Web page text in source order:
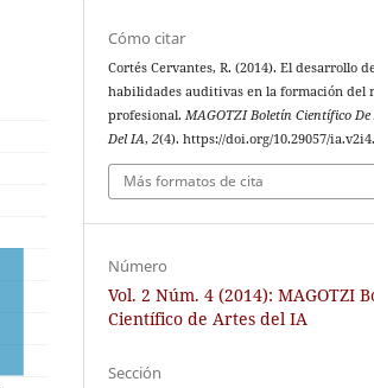
Cómo citar
Cortés Cervantes, R. (2014). El desarrollo
habilidades auditivas en la formación del
profesional.MAGOTZI Boletín Científico
Del IA,2(4). https://doi.org/10.29057/
Más formatos de cita
Número
Vol. 2 Núm. 4 (2014): MAGOTZI
Científico de Artes del IA
Sección